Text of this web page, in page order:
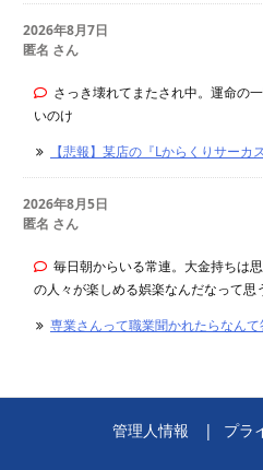
2026年8月7日
匿名 さん
さっき壊れてまたされ中。運命の
いのけ
【悲報】某店の『Lからくりサーカ
2026年8月5日
匿名 さん
毎日朝からいる常連。大金持ちは
の人々が楽しめる娯楽なんだなって思
専業さんって職業聞かれたらなんて
管理人情報 プラ